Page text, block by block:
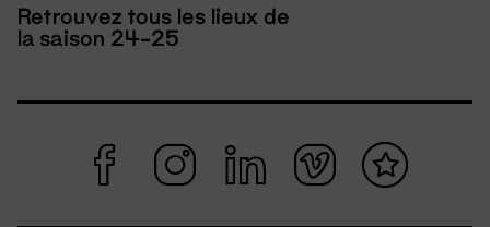
Retrouvez tous les lieux de
la saison 24-25